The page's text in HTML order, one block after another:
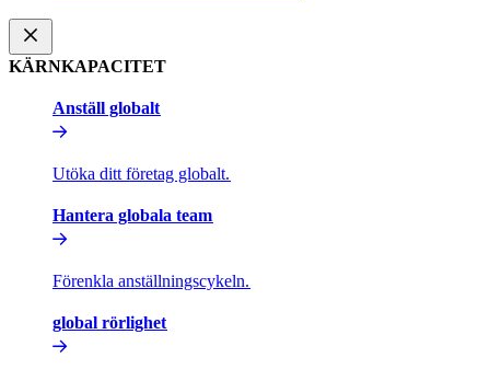
KÄRNKAPACITET​​
Anställ globalt​​
Utöka ditt företag globalt.​​
Hantera globala team​​
Förenkla anställningscykeln.​​
global rörlighet​​